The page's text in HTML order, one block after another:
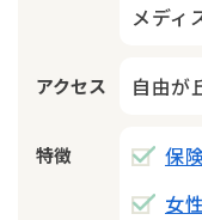
メディ
アクセス 自由が
特徴
保
女